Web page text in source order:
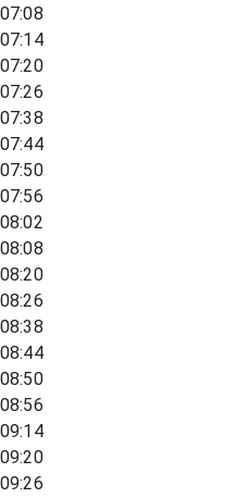
07:08
07:14
07:20
07:26
07:38
07:44
07:50
07:56
08:02
08:08
08:20
08:26
08:38
08:44
08:50
08:56
09:14
09:20
09:26